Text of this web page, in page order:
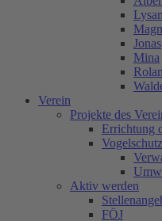
Jonas
Mina
Verein
Projekte des
Errichtung
Aktiv werden
FÖJ